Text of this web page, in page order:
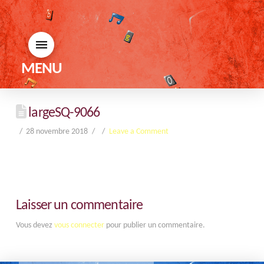
MENU
largeSQ-9066
28 novembre 2018 Leave a Comment
Laisser un commentaire
Vous devez vous connecterpour publier un commentaire.